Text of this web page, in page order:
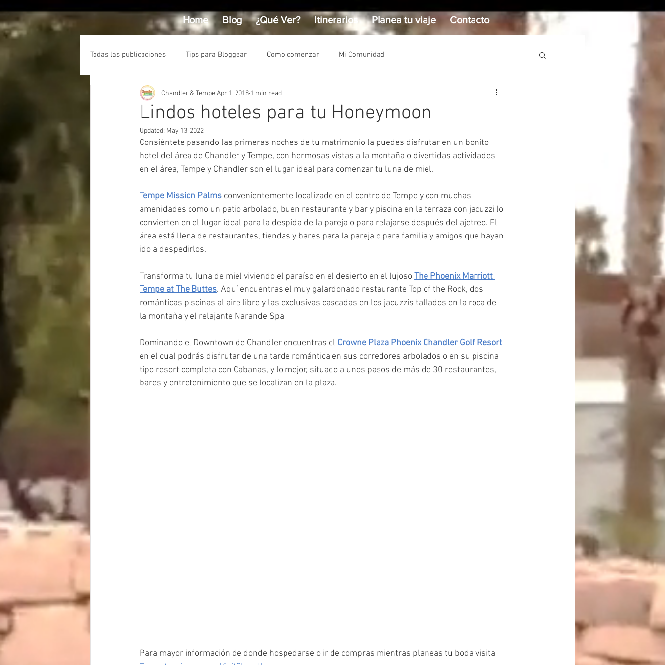
Home Blog ¿Qué Ver? Itinerarios Planea tu viaje Contacto
Todas las publicaciones Tips para Bloggear Como comenzar Mi Comunidad
Lindos hoteles para tu Honeymoon
Chandler & TempeApr 1, 2018 1 min read
Updated: May 13, 2022
Consiéntete pasando las primeras noches de tu matrimonio la puedes disfrutar en un bonito
hotel del área de Chandler y Tempe, con hermosas vistas a la montaña o divertidas actividades
en el área, Tempe y Chandler son el lugar ideal para comenzar tu luna de miel.
Tempe Mission Palms convenientemente localizado en el centro de Tempe y con muchas
amenidades como un patio arbolado, buen restaurante y bar y piscina en la terraza con jacuzzi lo
convierten en el lugar ideal para la despida de la pareja o para relajarse después del ajetreo. El
área está llena de restaurantes, tiendas y bares para la pareja o para familia y amigos que hayan
ido a despedirlos.
Transforma tu luna de miel viviendo el paraíso en el desierto en el lujoso The Phoenix Marriott
Tempe at The Buttes. Aquí encuentras el muy galardonado restaurante Top of the Rock, dos
románticas piscinas al aire libre y las exclusivas cascadas en los jacuzzis tallados en la roca de
la montaña y el relajante Narande Spa.
Dominando el Downtown de Chandler encuentras el Crowne Plaza Phoenix Chandler Golf Resort
en el cual podrás disfrutar de una tarde romántica en sus corredores arbolados o en su piscina
tipo resort completa con Cabanas, y lo mejor, situado a unos pasos de más de 30 restaurantes,
bares y entretenimiento que se localizan en la plaza.
Para mayor información de donde hospedarse o ir de compras mientras planeas tu boda visita